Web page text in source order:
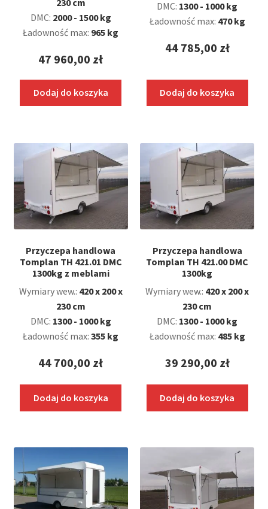
DMC: 2000 - 1500 kg
Ładowność max: 965 kg
47 960,00 zł
Dodaj do koszyka
DMC: 1300 - 1000 kg
Ładowność max: 470 kg
44 785,00 zł
Dodaj do koszyka
Przyczepa handlowa
Tomplan TH 421.01 DMC
1300kg z meblami
Wymiary wew.: 420 x 200 x
230 cm
DMC: 1300 - 1000 kg
Ładowność max:355 kg
44 700,00 zł
Dodaj do koszyka
Przyczepa handlowa
Tomplan TH 421.00 DMC
1300kg
Wymiary wew.: 420 x 200 x
230 cm
DMC: 1300 - 1000 kg
Ładowność max: 485 kg
39 290,00 zł
Dodaj do koszyka